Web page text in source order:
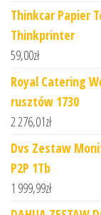
Thinkcar Papier
Thinkprinter
59,00zł
Royal Catering
rusztów 1730
2 276,01zł
Dvs Zestaw
P2P 1Tb
1 999,99zł